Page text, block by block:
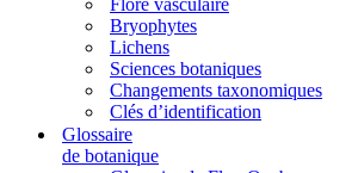
Flore vasculaire
Bryophytes
Lichens
Sciences botaniques
Changements taxonomiques
Clés d’identification
Glossaire
de botanique